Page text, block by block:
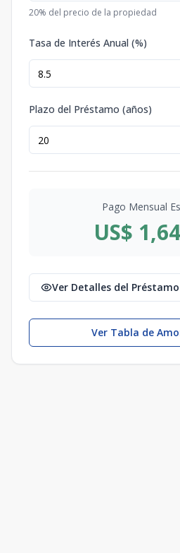
20% del precio de la propiedad
Tasa de Interés Anual (%)
Plazo del Préstamo (años)
Pago Mensual
US$
Ver Detalles del Préstamo
Ver Tabla de